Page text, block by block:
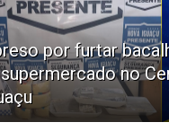
por furtar
no